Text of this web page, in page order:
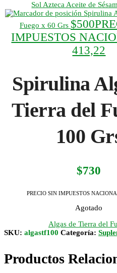
Sol Azteca Aceite de
Spirulina
Fuego x 60 Grs $500
IMPUESTOS
413,22
Spirulina
Tierra del
100
$730
PRECIO SIN IMPUESTOS
Agotado
Algas de Tierra del
SKU: algastf100 Categoría:
Productos